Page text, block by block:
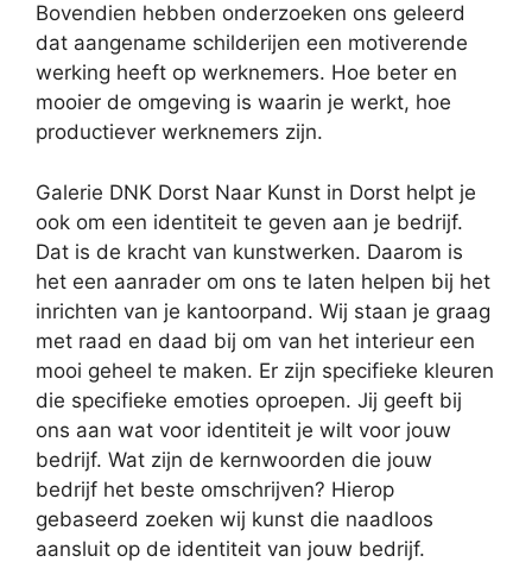
Bovendien hebben onderzoeken ons geleerd
dat aangename schilderijen een motiverende
werking heeft op werknemers. Hoe beter en
mooier de omgeving is waarin je werkt, hoe
productiever werknemers zijn.
Galerie DNK Dorst Naar Kunst in Dorst helpt je
ook om een identiteit te geven aan je bedrijf.
Dat is de kracht van kunstwerken. Daarom is
het een aanrader om ons te laten helpen bij het
inrichten van je kantoorpand. Wij staan je graag
met raad en daad bij om van het interieur een
mooi geheel te maken. Er zijn specifieke kleuren
die specifieke emoties oproepen. Jij geeft bij
ons aan wat voor identiteit je wilt voor jouw
bedrijf. Wat zijn de kernwoorden die jouw
bedrijf het beste omschrijven? Hierop
gebaseerd zoeken wij kunst die naadloos
aansluit op de identiteit van jouw bedrijf.